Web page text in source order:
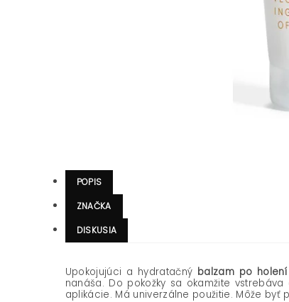
POPIS
ZNAČKA
DISKUSIA
Upokojujúci a hydratačný balzam po holení
nanáša. Do pokožky sa okamžite
aplikácie. Má univerzálne použitie. Môže byť